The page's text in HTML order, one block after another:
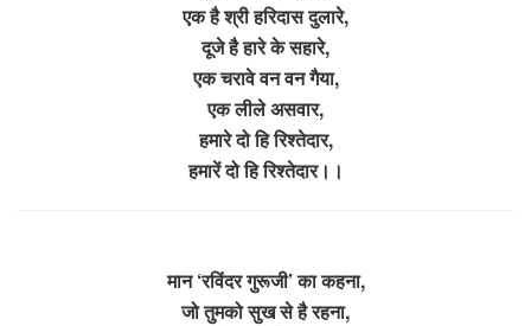
एक है श्री हरिदास दुलारे,
दूजे है हारे के सहारे,
एक चरावे वन वन गैया,
एक लीले असवार,
हमारे दो हि रिश्तेदार,
हमारें दो हि रिश्तेदार।।
मान ‘रविंदर गुरूजी’ का कहना,
जो तुमको सुख से है रहना,